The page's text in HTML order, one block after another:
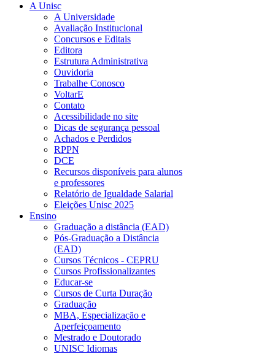
A Unisc
A Universidade
Avaliação Institucional
Concursos e Editais
Editora
Estrutura Administrativa
Ouvidoria
Trabalhe Conosco
VoltarE
Contato
Acessibilidade no site
Dicas de segurança pessoal
Achados e Perdidos
RPPN
DCE
Recursos disponíveis para alunos
e professores
Relatório de Igualdade Salarial
Eleições Unisc 2025
Ensino
Graduação a distância (EAD)
Pós-Graduação a Distância
(EAD)
Cursos Técnicos - CEPRU
Cursos Profissionalizantes
Educar-se
Cursos de Curta Duração
Graduação
MBA, Especialização e
Aperfeiçoamento
Mestrado e Doutorado
UNISC Idiomas